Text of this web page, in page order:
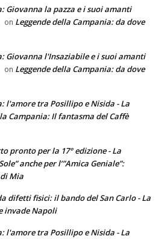
Giovanna la pazza e i suoi amanti
on Leggende della Campania: da dove
Giovanna l'Insaziabile e i suoi amanti
on Leggende della Campania: da dove
l'amore tra Posillipo e Nisida - La
Campania: Il fantasma del Caffè
pronto per la 17° edizione - La
anche per l’”Amica Geniale”:
Mia
difetti fisici: il bando del San Carlo - La
invade Napoli
l'amore tra Posillipo e Nisida - La